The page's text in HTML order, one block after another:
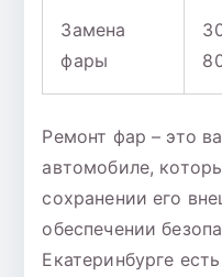
Замена
фары
Ремонт фар – это
автомобиле,
сохранении его
обеспечении
Екатеринбурге